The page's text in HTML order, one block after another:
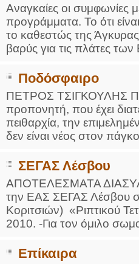
Αναγκαίες οι συμφωνίες
προγράμματα. Το ότι
το καθεστώς της
βαρύς για τις πλάτες
Ποδόσφαιρο
ΠΕΤΡΟΣ ΤΣΙΓΚΟΥΛΗΣ
προπονητή, που έχει
πειθαρχία, την
δεν είναι νέος στον
ΣΕΓΑΣ Λέσβου
ΑΠΟΤΕΛΕΣΜΑΤΑ
την ΕΑΣ ΣΕΓΑΣ Λέσβου
Κοριτσιών) «Ριπτικού
2010. -Για τον όμιλο
Επίκαιρα